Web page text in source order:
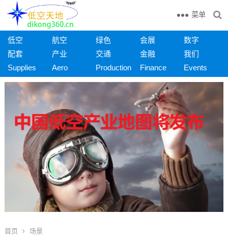
菜单
低空 航空 绿色 会展
数字
配套
产业 交通 金融
我们
Supplies
Aero Production Finance Events
首页 场景